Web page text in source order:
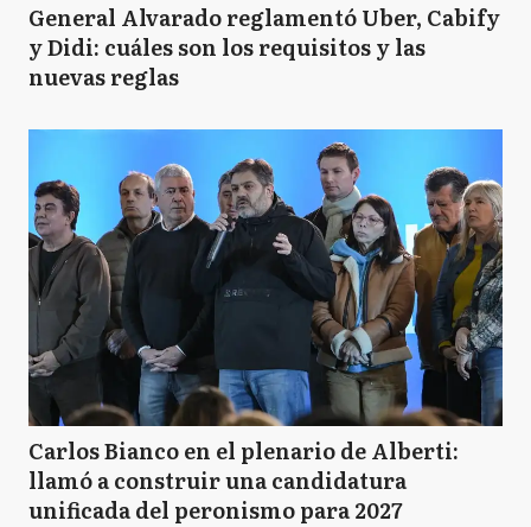
General Alvarado reglamentó Uber, Cabify
y Didi: cuáles son los requisitos y las
nuevas reglas
Carlos Bianco en el plenario de Alberti:
llamó a construir una candidatura
unificada del peronismo para 2027